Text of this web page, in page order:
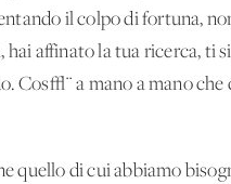
il colpo di fortuna,
affinato la tua ricerca,
Cos√¨ a mano a mano
quello di cui abbiamo